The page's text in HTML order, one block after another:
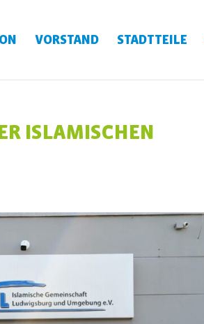
VORSTAND STADTTEILE
ISLAMISCHEN